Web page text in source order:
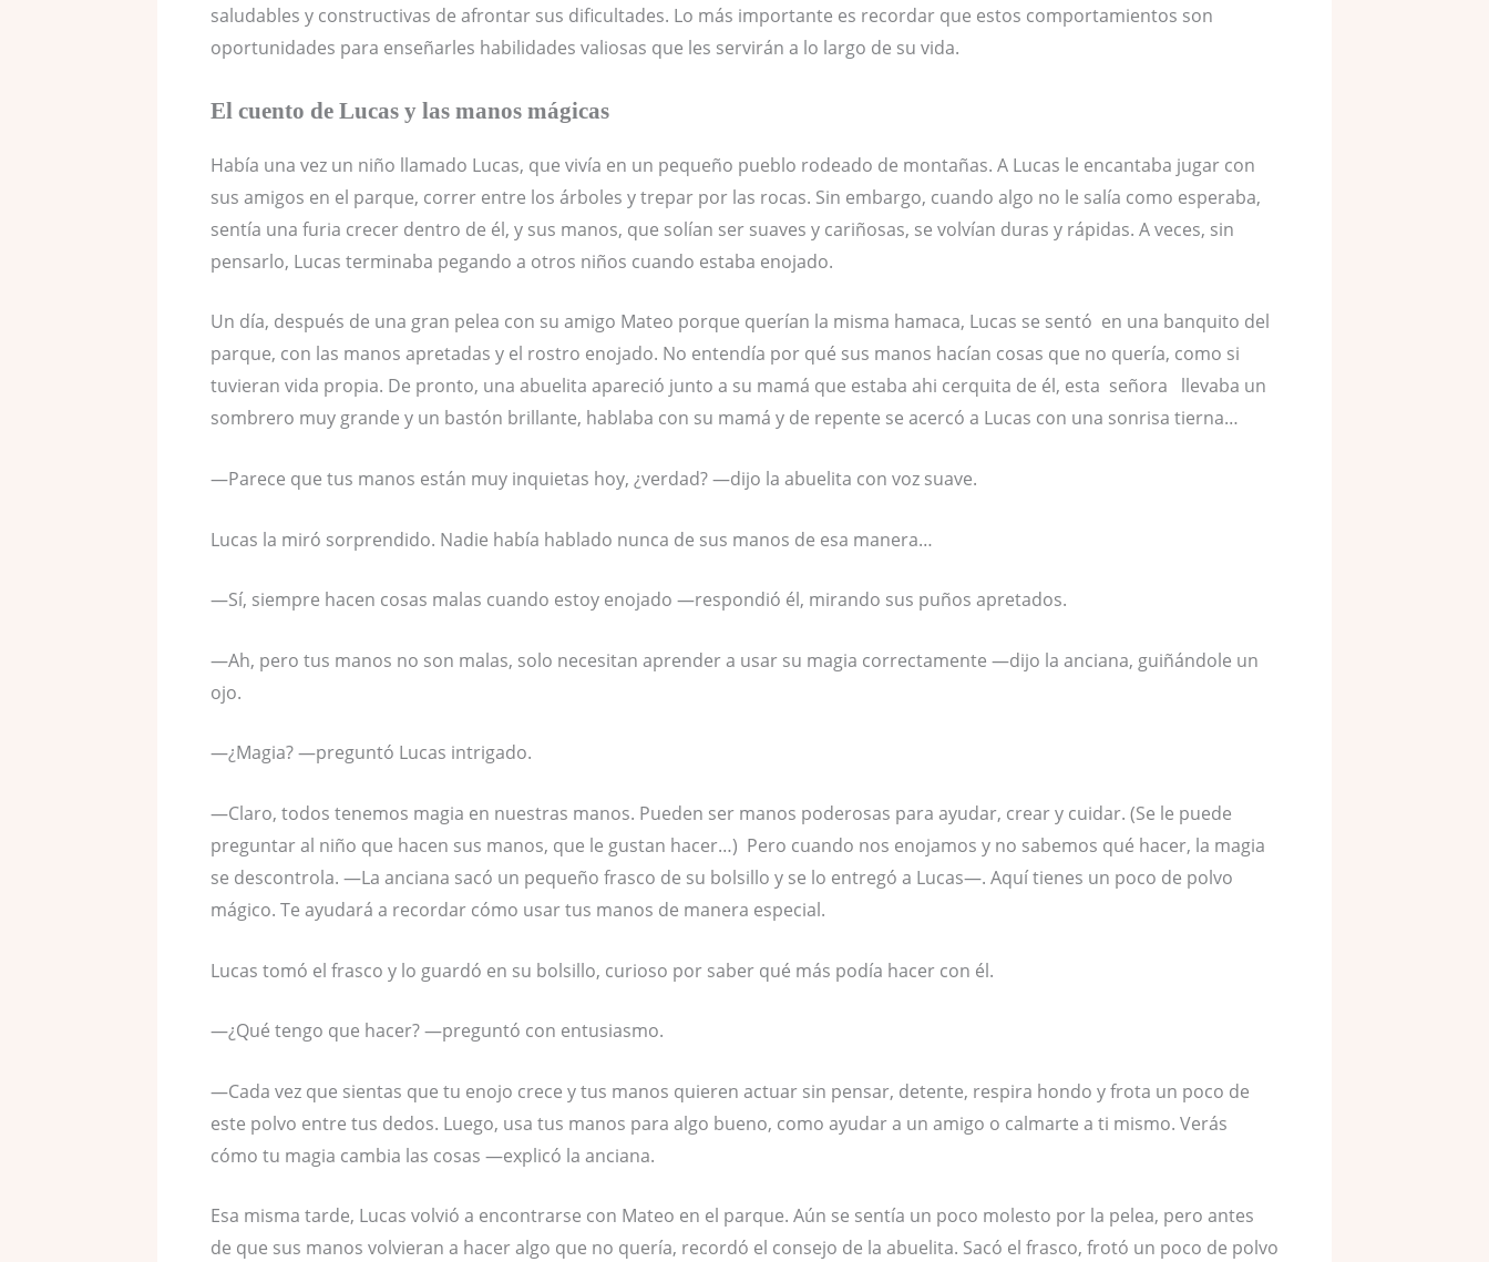
saludables y constructivas de afrontar sus dificultades. Lo más importante es recordar que estos comportamientos son
oportunidades para enseñarles habilidades valiosas que les servirán a lo largo de su vida.
El cuento de Lucas y las manos mágicas
Había una vez un niño llamado Lucas, que vivía en un pequeño pueblo rodeado de montañas. A Lucas le encantaba jugar con
sus amigos en el parque, correr entre los árboles y trepar por las rocas. Sin embargo, cuando algo no le salía como esperaba,
sentía una furia crecer dentro de él, y sus manos, que solían ser suaves y cariñosas, se volvían duras y rápidas. A veces, sin
pensarlo, Lucas terminaba pegando a otros niños cuando estaba enojado.
Un día, después de una gran pelea con su amigo Mateo porque querían la misma hamaca, Lucas se sentó en una banquito del
parque, con las manos apretadas y el rostro enojado. No entendía por qué sus manos hacían cosas que no quería, como si
tuvieran vida propia. De pronto, una abuelita apareció junto a su mamá que estaba ahi cerquita de él, esta señora llevaba un
sombrero muy grande y un bastón brillante, hablaba con su mamá y de repente se acercó a Lucas con una sonrisa tierna…
—Parece que tus manos están muy inquietas hoy, ¿verdad? —dijo la abuelita con voz suave.
Lucas la miró sorprendido. Nadie había hablado nunca de sus manos de esa manera…
—Sí, siempre hacen cosas malas cuando estoy enojado —respondió él, mirando sus puños apretados.
—Ah, pero tus manos no son malas, solo necesitan aprender a usar su magia correctamente —dijo la anciana, guiñándole un
ojo.
—¿Magia? —preguntó Lucas intrigado.
—Claro, todos tenemos magia en nuestras manos. Pueden ser manos poderosas para ayudar, crear y cuidar. (Se le puede
preguntar al niño que hacen sus manos, que le gustan hacer…) Pero cuando nos enojamos y no sabemos qué hacer, la magia
se descontrola. —La anciana sacó un pequeño frasco de su bolsillo y se lo entregó a Lucas—. Aquí tienes un poco de polvo
mágico. Te ayudará a recordar cómo usar tus manos de manera especial.
Lucas tomó el frasco y lo guardó en su bolsillo, curioso por saber qué más podía hacer con él.
—¿Qué tengo que hacer? —preguntó con entusiasmo.
—Cada vez que sientas que tu enojo crece y tus manos quieren actuar sin pensar, detente, respira hondo y frota un poco de
este polvo entre tus dedos. Luego, usa tus manos para algo bueno, como ayudar a un amigo o calmarte a ti mismo. Verás
cómo tu magia cambia las cosas —explicó la anciana.
Esa misma tarde, Lucas volvió a encontrarse con Mateo en el parque. Aún se sentía un poco molesto por la pelea, pero antes
de que sus manos volvieran a hacer algo que no quería, recordó el consejo de la abuelita. Sacó el frasco, frotó un poco de polvo